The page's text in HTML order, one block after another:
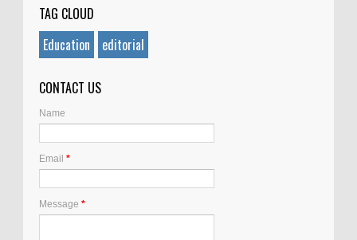
TAG CLOUD
Education
editorial
CONTACT US
Name
Email *
Message *